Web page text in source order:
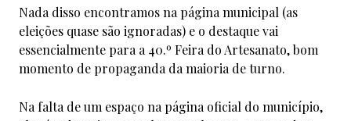
Nada disso encontramos na página municipal (as
eleições quase são ignoradas) e o destaque vai
essencialmente para a 40.º Feira do Artesanato, bom
momento de propaganda da maioria de turno.
Na falta de um espaço na página oficial do município,